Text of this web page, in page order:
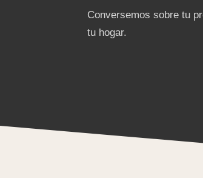
Conversemos sobre tu
tu hogar.